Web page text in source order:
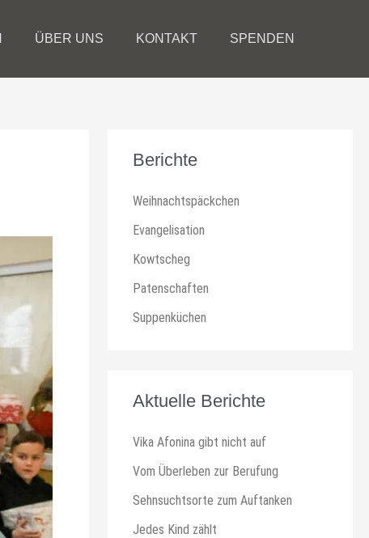
ÜBER UNS KONTAKT SPENDEN
Berichte
Weihnachtspäckchen
Evangelisation
Kowtscheg
Patenschaften
Suppenküchen
Aktuelle Berichte
Vika Afonina gibt nicht auf
Vom Überleben zur Berufung
Sehnsuchtsorte zum Auftanken
Jedes Kind zählt